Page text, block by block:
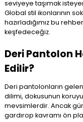
seviyeye taşımak
Global stil ikonlarının
hazırladığımız bu
keşfedeceğiz.
Deri Pantolon
Edilir?
Deri pantolonların
dilimi, dokusunun
mevsimlerdir. Ancak
gardırop kavramı ön